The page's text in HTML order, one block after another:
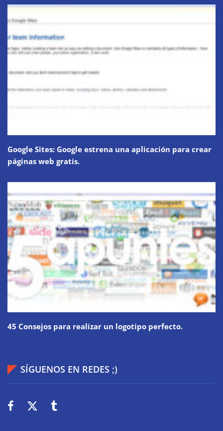
Google Sites: Google estrena una aplicación para crear
páginas web gratis.
45 Consejos para realizar un logotipo perfecto.
SÍGUENOS EN REDES ;)